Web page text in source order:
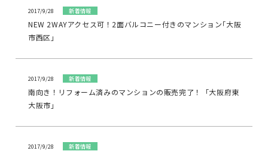
2017/9/28 新着情報
NEW 2WAYアクセス可！2面バルコニー付きのマンション｢大阪
市西区｣
2017/9/28 新着情報
南向き！リフォーム済みのマンションの販売完了！「大阪府東
大阪市」
2017/9/28 新着情報